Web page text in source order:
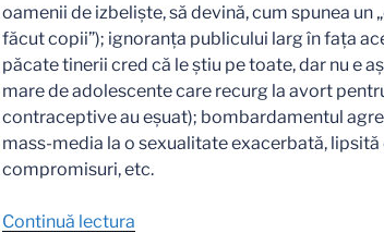
oamenii de izbelişte, să devină, cum spunea un
făcut copii”); ignoranţa publicului larg în faţa
păcate tinerii cred că le ştiu pe toate, dar nu e
mare de adolescente care recurg la avort
contraceptive au eşuat); bombardamentul
mass-media la o sexualitate exacerbată, lipsită
compromisuri, etc.
Continuă lectura